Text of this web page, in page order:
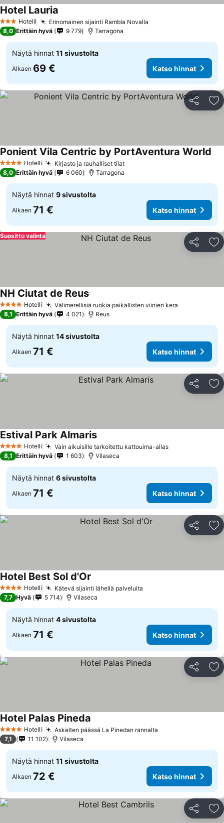
3 Tähtiluokitus
Hotelli Erinomainen sijainti Rambla Novalla
Hotel Lauria
8,0 Erittäin hyvä 9 779 Tarragona
Näytä hinnat 11 sivustolta
Alkaen 69 € Katso hinnat
Jaa
4 Tähtiluokitus
Hotelli Kirjasto ja rauhalliset tilat
Ponient Vila Centric by PortAventura World
8,0 Erittäin hyvä 6 060 Tarragona
Näytä hinnat 9 sivustolta
Alkaen 71 € Katso hinnat
Jaa
Suosittu valinta
4 Tähtiluokitus
Hotelli Välimerellisiä ruokia paikallisten viinien kera
NH Ciutat de Reus
8,1 Erittäin hyvä 4 021 Reus
Näytä hinnat 14 sivustolta
Alkaen 71 € Katso hinnat
Jaa
4 Tähtiluokitus
Hotelli Vain aikuisille tarkoitettu kattouima-allas
Estival Park Almaris
8,1 Erittäin hyvä 1 603 Vilaseca
Näytä hinnat 6 sivustolta
Alkaen 71 € Katso hinnat
Jaa
4 Tähtiluokitus
Hotelli Kätevä sijainti lähellä palveluita
Hotel Best Sol d'Or
7,7 Hyvä 5 714 Vilaseca
Näytä hinnat 4 sivustolta
Alkaen 71 € Katso hinnat
Jaa
4 Tähtiluokitus
Hotelli Askelten päässä La Pinedan rannalta
Hotel Palas Pineda
7,1 11 102 Vilaseca
Näytä hinnat 11 sivustolta
Alkaen 72 € Katso hinnat
Jaa